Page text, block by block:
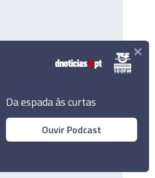
Da espada às curtas
Ouvir Podcast
×